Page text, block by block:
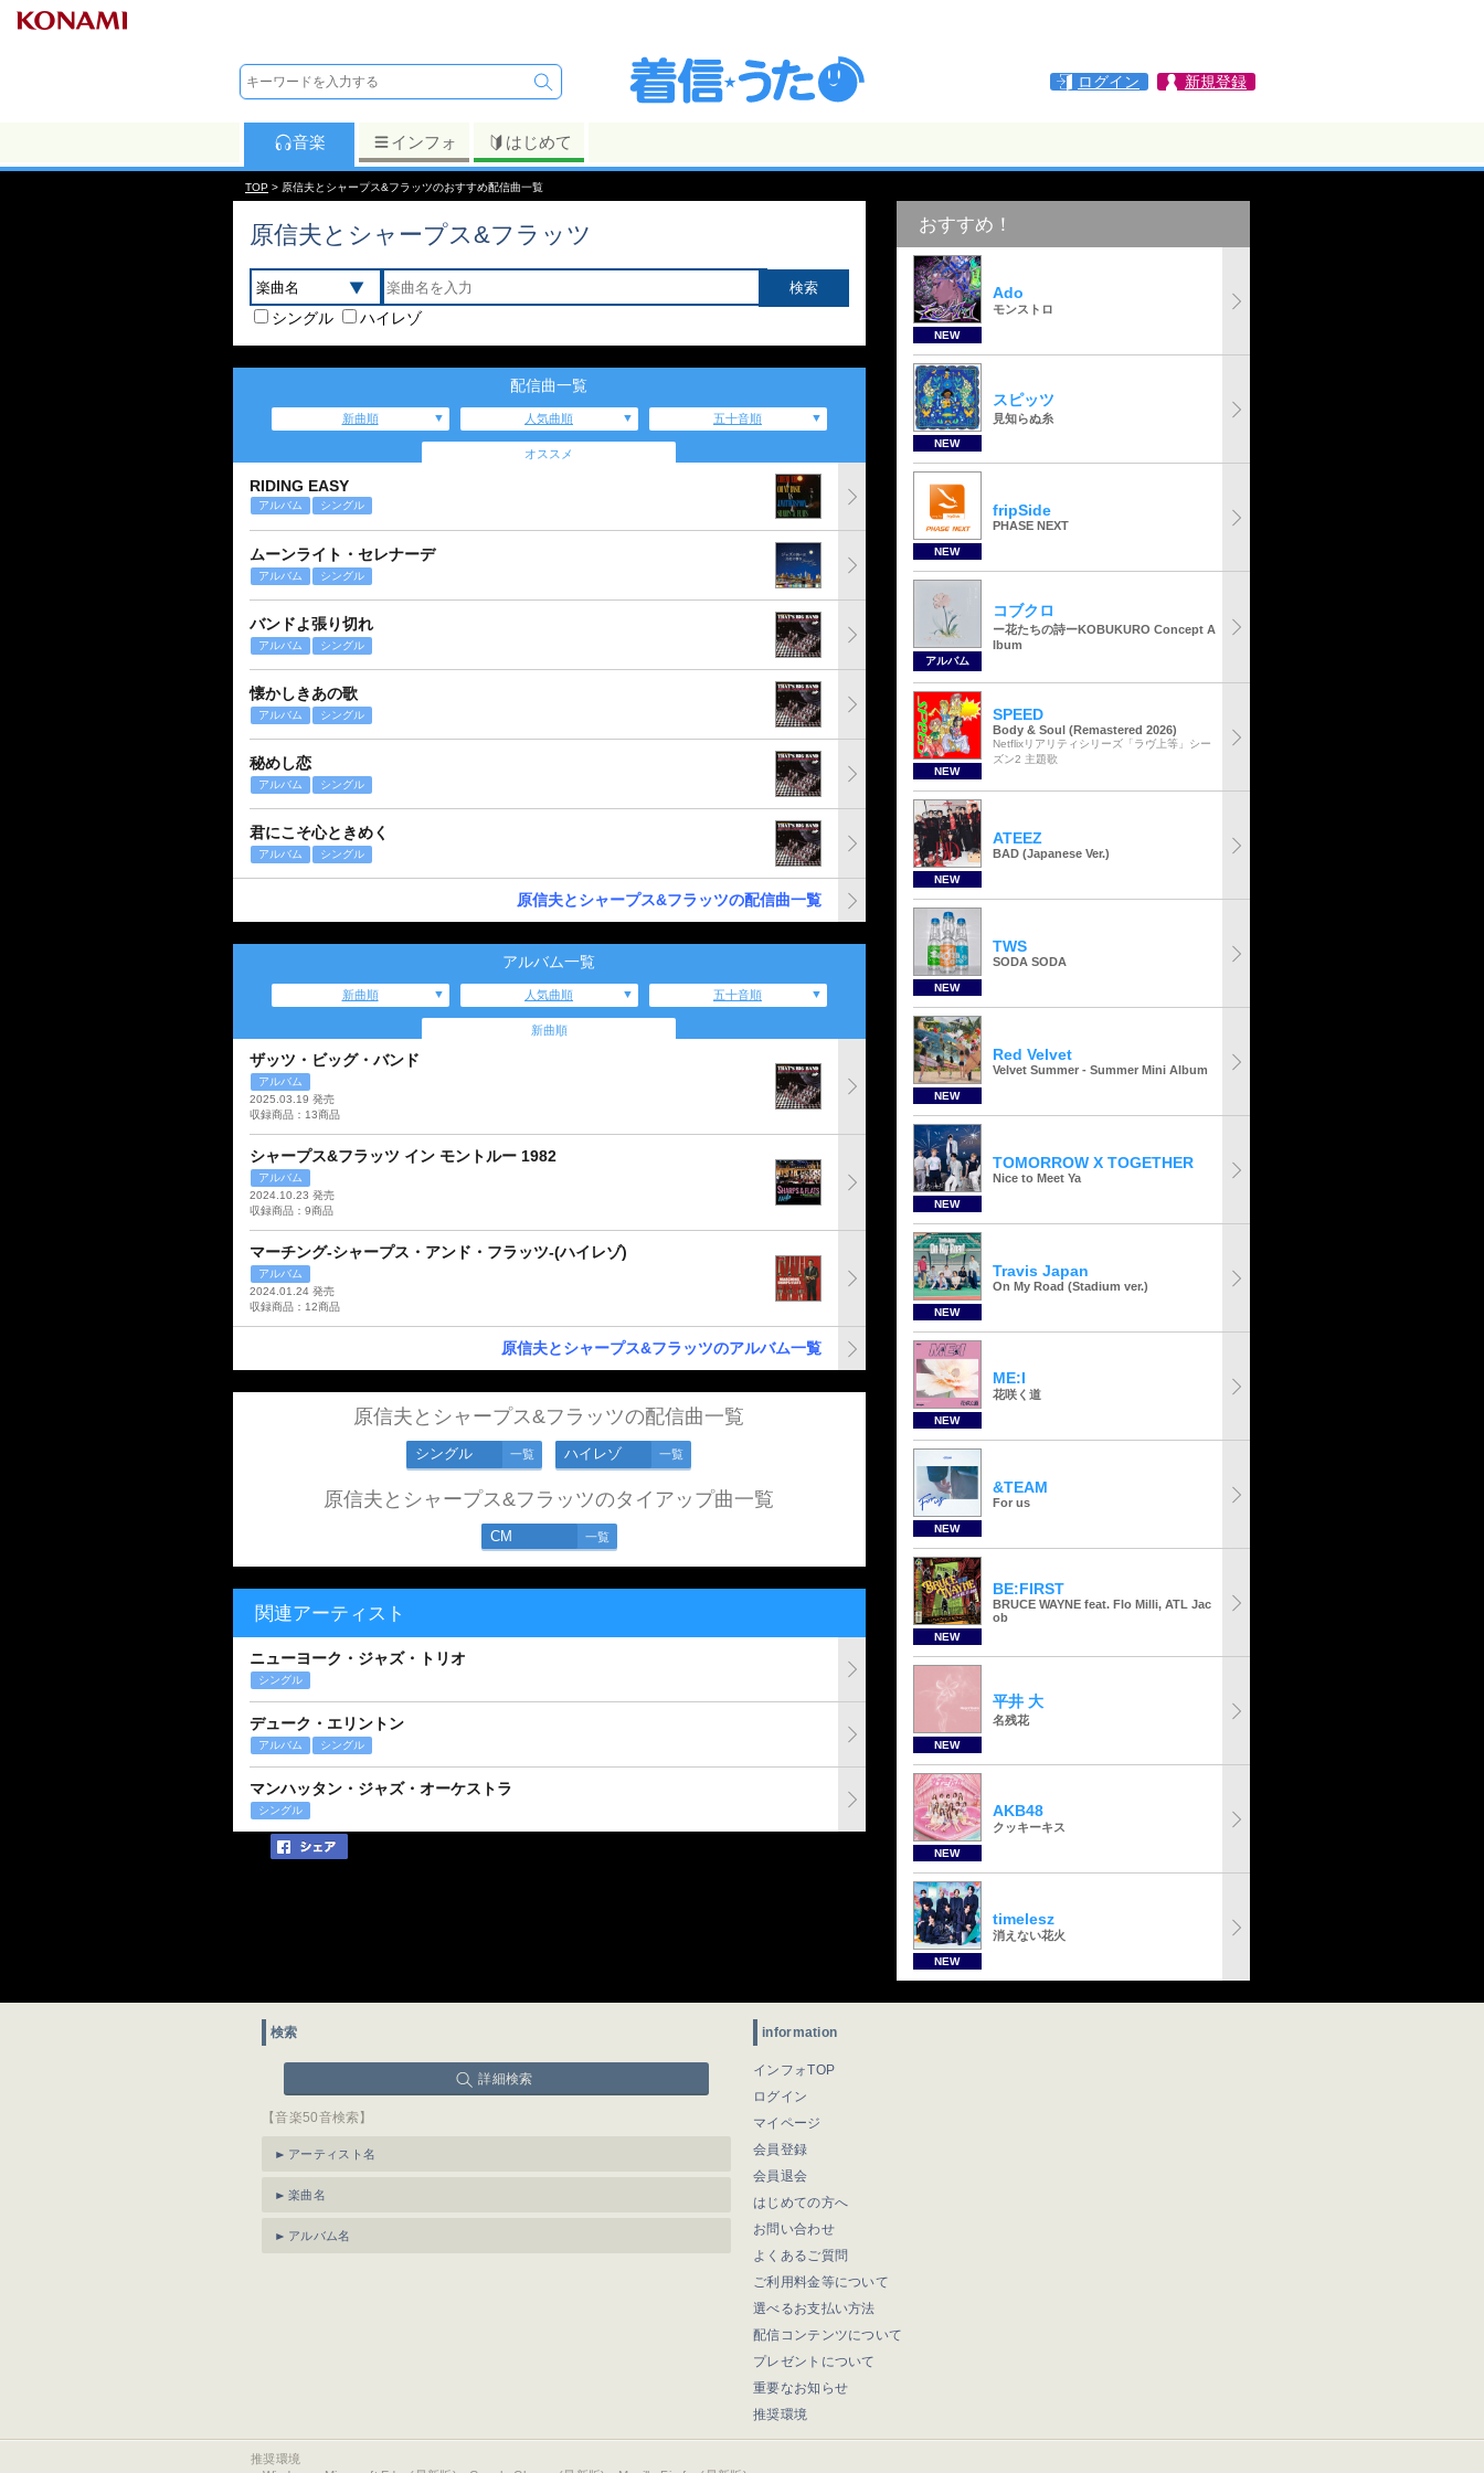
ログイン 新規登録
音楽 インフォ はじめて
TOP > 原信夫とシャープス&フラッツのおすすめ配信曲一覧
原信夫とシャープス&フラッツ
シングル ハイレゾ
配信曲一覧
新曲順 人気曲順 五十音順
オススメ
RIDING EASY
アルバム シングル
ムーンライト・セレナーデ
アルバム シングル
バンドよ張り切れ
アルバム シングル
懐かしきあの歌
アルバム シングル
秘めし恋
アルバム シングル
君にこそ心ときめく
アルバム シングル
原信夫とシャープス&フラッツの配信曲一覧
アルバム一覧
新曲順 人気曲順 五十音順
新曲順
ザッツ・ビッグ・バンド
アルバム
2025.03.19 発売
収録商品：13商品
シャープス&フラッツ イン モントルー 1982
アルバム
2024.10.23 発売
収録商品：9商品
マーチング-シャープス・アンド・フラッツ-(ハイレゾ)
アルバム
2024.01.24 発売
収録商品：12商品
原信夫とシャープス&フラッツのアルバム一覧
原信夫とシャープス&フラッツの配信曲一覧
シングル 一覧 ハイレゾ 一覧
原信夫とシャープス&フラッツのタイアップ曲一覧
CM 一覧
関連アーティスト
ニューヨーク・ジャズ・トリオ
シングル
デューク・エリントン
アルバム シングル
マンハッタン・ジャズ・オーケストラ
シングル
おすすめ！
NEW
Ado
モンストロ
NEW
スピッツ
見知らぬ糸
NEW
fripSide
PHASE NEXT
アルバム
コブクロ
ー花たちの詩ーKOBUKURO Concept A
lbum
NEW
SPEED
Body & Soul (Remastered 2026)
Netflixリアリティシリーズ「ラヴ上等」シー
ズン2 主題歌
NEW
ATEEZ
BAD (Japanese Ver.)
NEW
TWS
SODA SODA
NEW
Red Velvet
Velvet Summer - Summer Mini Album
NEW
TOMORROW X TOGETHER
Nice to Meet Ya
NEW
Travis Japan
On My Road (Stadium ver.)
NEW
ME:I
花咲く道
NEW
&TEAM
For us
NEW
BE:FIRST
BRUCE WAYNE feat. Flo Milli, ATL Jac
ob
NEW
平井 大
名残花
NEW
AKB48
クッキーキス
NEW
timelesz
消えない花火
検索
詳細検索
【音楽50音検索】
アーティスト名
楽曲名
アルバム名
information
インフォTOP
ログイン
マイページ
会員登録
会員退会
はじめての方へ
お問い合わせ
よくあるご質問
ご利用料金等について
選べるお支払い方法
配信コンテンツについて
プレゼントについて
重要なお知らせ
推奨環境
推奨環境